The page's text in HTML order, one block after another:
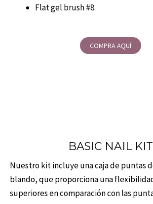
Flat gel brush #8.
COMPRA AQUÍ
BASIC NAIL KIT
Nuestro kit incluye una caja de puntas
blando, que proporciona una
superiores en comparación con las